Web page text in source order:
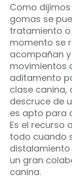
Como
gomas se
tratamiento
momento se
acompañan
movimientos
aditamento
clase canina,
descruce de
es apto para
Es el recurso
todo cuando
distalamiento
un gran
canina.